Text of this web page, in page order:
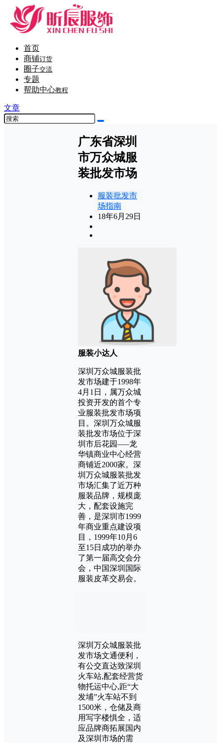
首页
商铺订货
圈子交流
专题
帮助中心教程
文章
广东省深圳
市万众城服
装批发市场
服装批发市
场指南
18年6月29日
服装小达人
深圳万众城服装批
发市场建于1998年
4月1日，属万众城
投资开发的首个专
业服装批发市场项
目。深圳万众城服
装批发市场位于深
圳市后花园—–龙
华镇商业中心经营
商铺近2000家。深
圳万众城服装批发
市场汇集了近万种
服装品牌，规模庞
大，配套设施完
善，是深圳市1999
年商业重点建设项
目，1999年10月6
至15日成功的举办
了第一届高交会分
会，中国深圳国际
服装皮革交易会。
深圳万众城服装批
发市场文通便利，
有公交直达致深圳
火车站,配套经营货
物托运中心,距“大
发埔”火车站不到
1500米，仓储及商
用写字楼惧全，适
应品牌商拓展国内
及深圳市场的需